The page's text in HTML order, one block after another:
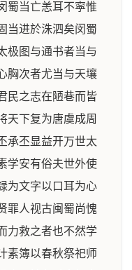
蜀当亡恙耳不寜惟
当进於洙泗矣闵蜀
极图与通书者当与
胸次者尤当与天壤
民之志在陋巷而皆
天下复为唐虞成周
承丕显益开万世太
学安有俗夫世外使
为文字以口耳为心
罪人视古闽蜀尚愧
力救之者也不然学
素簿以春秋祭祀师